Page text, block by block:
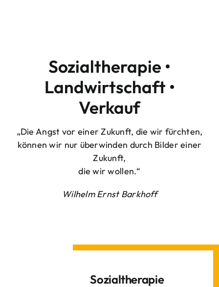
Sozialtherapie •
Landwirtschaft •
Verkauf
„Die Angst vor einer Zukunft, die wir fürchten,
können wir nur überwinden durch Bilder einer
Zukunft,
die wir wollen.“
Wilhelm Ernst Barkhoff
Sozialtherapie